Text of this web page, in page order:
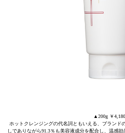
▲200g ￥4,180
ホットクレンジングの代名詞ともいえる、ブランド
しでありながら91.3％も美容液成分を配合し、温感